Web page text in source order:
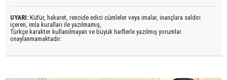
UYARI: Küfür, hakaret, rencide edici cümleler veya imalar, inançlara saldırı
içeren, imla kuralları ile yazılmamış,
Türkçe karakter kullanılmayan ve büyük harflerle yazılmış yorumlar
onaylanmamaktadır.